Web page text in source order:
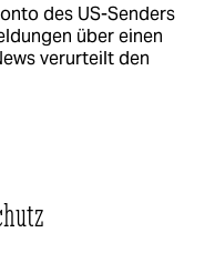
des US-Senders
über einen
verurteilt den